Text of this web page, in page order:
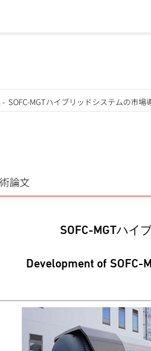
-SOFC-MGTハイブリッドシステムの市
論文
SOFC-MGTハイ
Development of SOFC-